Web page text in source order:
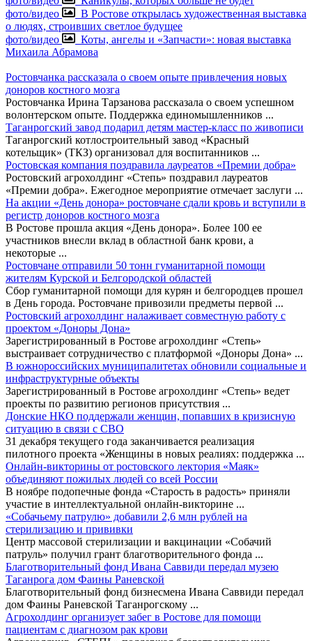
фото/видео
В Ростове открылась художественная выставка
о людях, строивших светлое будущее
фото/видео
Коты, ангелы и «Запчасти»: новая выставка
Михаила Абрамова
Ростовчанка рассказала о своем опыте привлечения новых
доноров костного мозга
Ростовчанка Ирина Тарзанова рассказала о своем успешном
волонтерском опыте. Поддержка единомышленников ...
Таганрогский завод подарил детям мастер-класс по живописи
Таганрогский котлостроительный завод «Красный
котельщик» (ТКЗ) организовал для воспитанников ...
Ростовская компания поздравила лауреатов «Премии добра»
Ростовский агрохолдинг «Степь» поздравил лауреатов
«Премии добра». Ежегодное мероприятие отмечает заслуги ...
На акции «День донора» ростовчане сдали кровь и вступили в
регистр доноров костного мозга
В Ростове прошла акция «День донора». Более 100 ее
участников внесли вклад в областной банк крови, а
некоторые ...
Ростовчане отправили 50 тонн гуманитарной помощи
жителям Курской и Белгородской областей
Сбор гуманитарной помощи для курян и белгородцев прошел
в День города. Ростовчане привозили предметы первой ...
Ростовский агрохолдинг налаживает совместную работу с
проектом «Доноры Дона»
Зарегистрированный в Ростове агрохолдинг «Степь»
выстраивает сотрудничество с платформой «Доноры Дона» ...
В южнороссийских муниципалитетах обновили социальные и
инфраструктурные объекты
Зарегистрированный в Ростове агрохолдинг «Степь» ведет
проекты по развитию регионов присутствия ...
Донские НКО поддержали женщин, попавших в кризисную
ситуацию в связи с СВО
31 декабря текущего года заканчивается реализация
пилотного проекта «Женщины в новых реалиях: поддержка ...
Онлайн-викторины от ростовского лектория «Маяк»
объединяют пожилых людей со всей России
В ноябре подопечные фонда «Старость в радость» приняли
участие в интеллектуальной онлайн-викторине ...
«Собачьему патрулю» добавили 2,6 млн рублей на
стерилизацию и прививки
Центр массовой стерилизации и вакцинации «Собачий
патруль» получил грант благотворительного фонда ...
Благотворительный фонд Ивана Саввиди передал музею
Таганрога дом Фаины Раневской
Благотворительный фонд бизнесмена Ивана Саввиди передал
дом Фаины Раневской Таганрогскому ...
Агрохолдинг организует забег в Ростове для помощи
пациентам с диагнозом рак крови